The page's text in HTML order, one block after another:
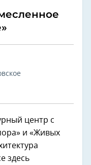
центр с
и «Живых
здесь